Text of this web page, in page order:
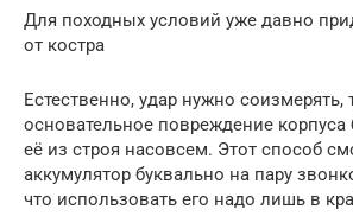
Для походных условий уже давно
от костра
Естественно, удар нужно соизмерять,
основательное повреждение корпуса
её из строя насовсем. Этот способ
аккумулятор буквально на пару
что использовать его надо лишь в